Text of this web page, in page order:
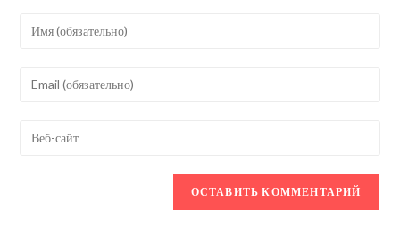
Введите
или
пользователя,
Введите
адрес,
Введите